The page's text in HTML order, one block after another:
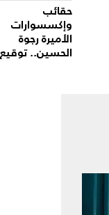
حقائب
وإكسسوارات
الأميرة رجوة
الحسين..